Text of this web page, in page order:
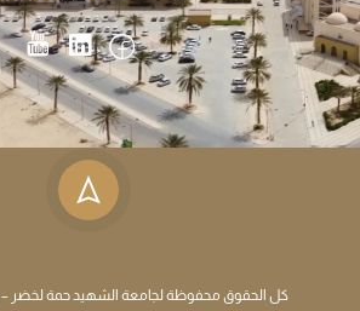
كل الحقوق محفوظة لجامعة الشهيد حمة لخضر –